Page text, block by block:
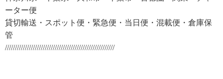
ーター便
貸切輸送・スポット便・緊急便・当日便・混載便・倉庫保
管
///////////////////////////////////////////////////////